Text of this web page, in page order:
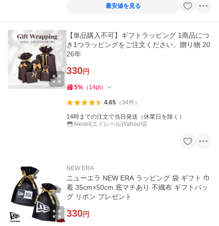
最安値を見る
【単品購入不可】ギフトラッピング 1商品につ
き1つラッピングをご注文ください。贈り物 20
26年
330円
5% （ 14pt）
4.65（34件）
14時までの注文で当日発送（休業日を除く）
Alevel(エイレベル)Yahoo!店
NEW ERA
ニューエラ NEW ERA ラッピング 袋 ギフト 巾
着 35cm×50cm 底マチあり 不織布 ギフトバッ
グ リボン プレゼント
330円